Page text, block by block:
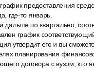
предоставления
где-то январь.
дальше по квартально,
график
утвердит его и вы
планирования
договора с вузом, кто